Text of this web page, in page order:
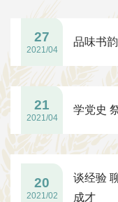
品味书
27
2021/04
学党史
21
2021/04
谈经验
成才
20
2021/02